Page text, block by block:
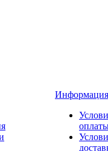
Информация